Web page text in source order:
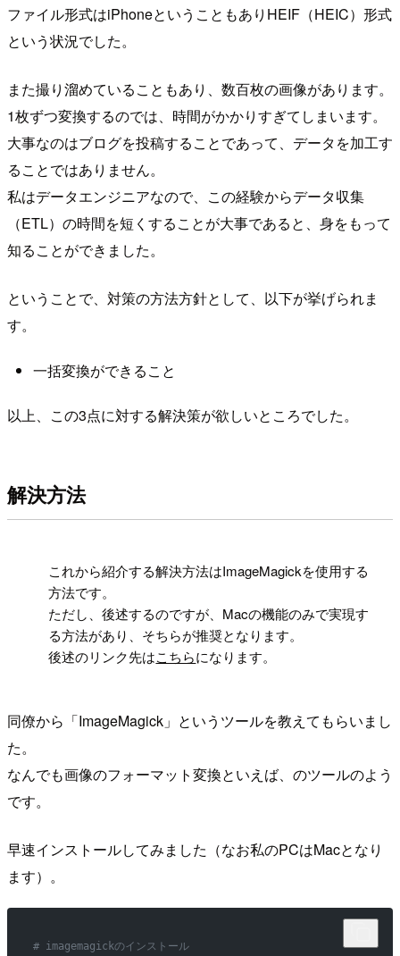
ファイル形式はiPhoneということもありHEIF（HEIC）形式
という状況でした。
また撮り溜めていることもあり、数百枚の画像があります。
1枚ずつ変換するのでは、時間がかかりすぎてしまいます。
大事なのはブログを投稿することであって、データを加工す
ることではありません。
私はデータエンジニアなので、この経験からデータ収集
（ETL）の時間を短くすることが大事であると、身をもって
知ることができました。
ということで、対策の方法方針として、以下が挙げられま
す。
一括変換ができること
以上、この3点に対する解決策が欲しいところでした。
解決方法
これから紹介する解決方法はImageMagickを使用する
方法です。
ただし、後述するのですが、Macの機能のみで実現す
る方法があり、そちらが推奨となります。
後述のリンク先はこちらになります。
同僚から「ImageMagick」というツールを教えてもらいまし
た。
なんでも画像のフォーマット変換といえば、のツールのよう
です。
早速インストールしてみました（なお私のPCはMacとなり
ます）。
# imagemagickのインストール